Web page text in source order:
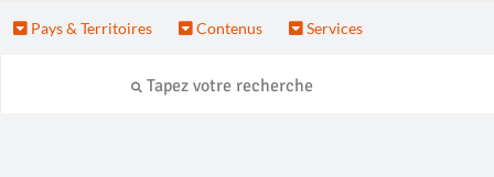
Pays & Territoires Contenus Services